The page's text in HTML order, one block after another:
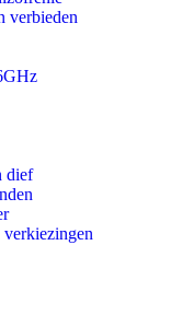
verbieden
dief
verkiezingen